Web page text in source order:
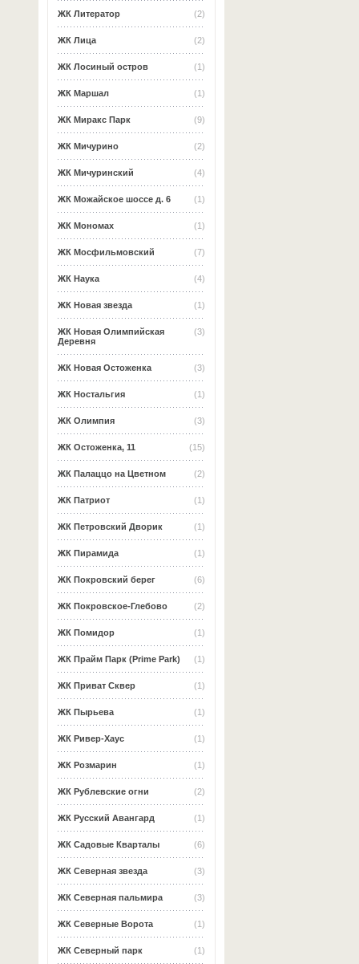
(2)
ЖК Литератор
(2)
ЖК Лица
(1)
ЖК Лосиный остров
(1)
ЖК Маршал
(9)
ЖК Миракс Парк
(2)
ЖК Мичурино
(4)
ЖК Мичуринский
(1)
ЖК Можайское шоссе д. 6
(1)
ЖК Мономах
(7)
ЖК Мосфильмовский
(4)
ЖК Наука
(1)
ЖК Новая звезда
(3)
ЖК Новая Олимпийская
Деревня
(3)
ЖК Новая Остоженка
(1)
ЖК Ностальгия
(3)
ЖК Олимпия
(15)
ЖК Остоженка, 11
(2)
ЖК Палаццо на Цветном
(1)
ЖК Патриот
(1)
ЖК Петровский Дворик
(1)
ЖК Пирамида
(6)
ЖК Покровский берег
(2)
ЖК Покровское-Глебово
(1)
ЖК Помидор
(1)
ЖК Прайм Парк (Prime Park)
(1)
ЖК Приват Сквер
(1)
ЖК Пырьева
(1)
ЖК Ривер-Хаус
(1)
ЖК Розмарин
(2)
ЖК Рублевские огни
(1)
ЖК Русский Авангард
(6)
ЖК Садовые Кварталы
(3)
ЖК Северная звезда
(3)
ЖК Северная пальмира
(1)
ЖК Северные Ворота
(1)
ЖК Северный парк